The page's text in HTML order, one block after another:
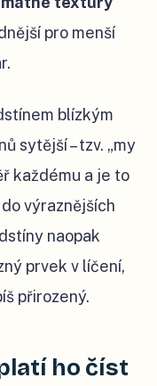
pro menší
blízkým
sytější – tzv. „my
každému a je to
výraznějších
naopak
prvek v líčení,
přirozený.
ho číst